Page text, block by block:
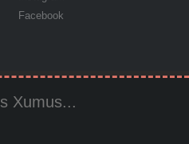
Facebook
Xumus...